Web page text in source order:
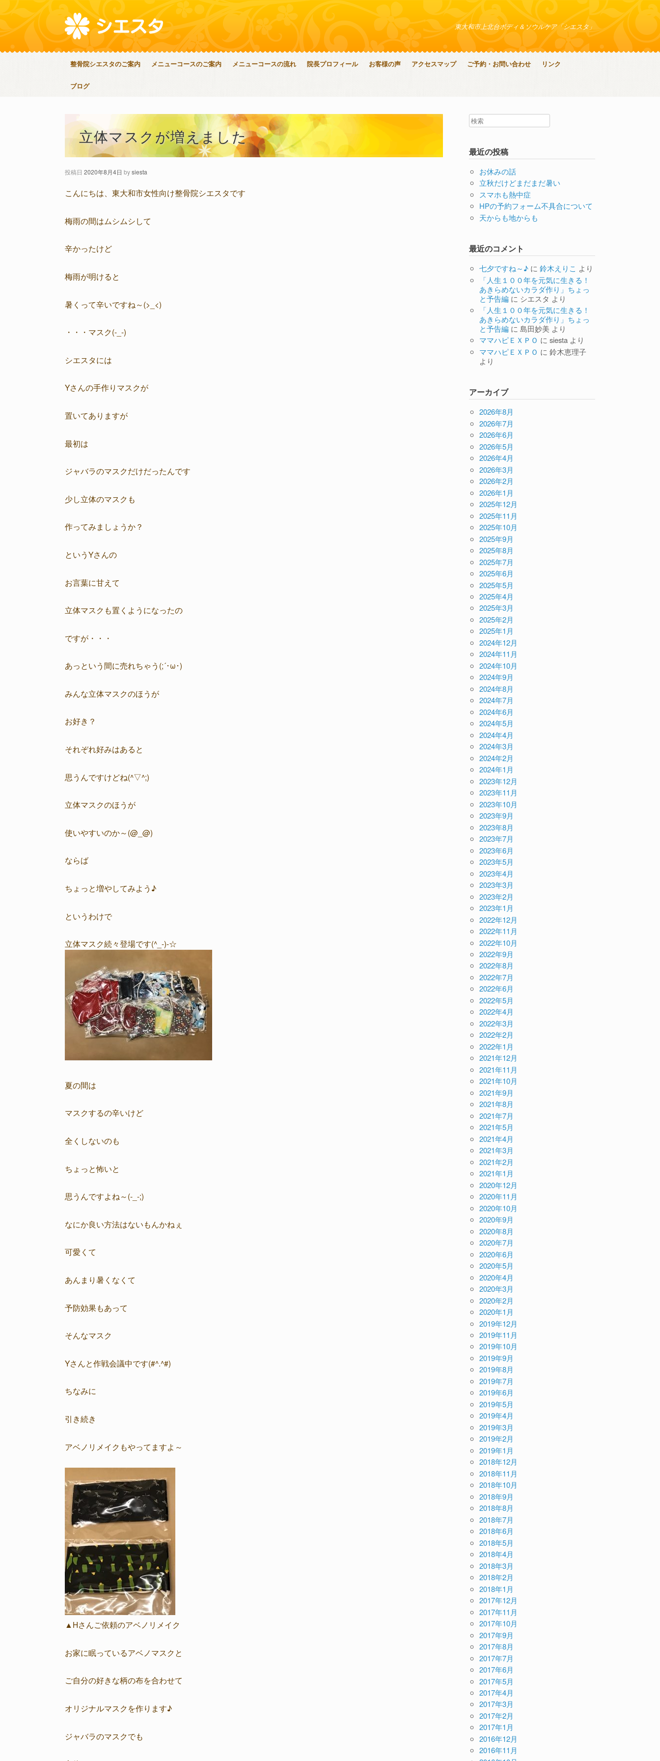
東大和市上北台ボディ＆ソウルケア「シエスタ」
整骨院シエスタのご案内 メニューコースのご案内 メニューコースの流れ 院長プロフィール お客様の声 アクセスマップ ご予約・お問い合わせ リンク
ブログ
立体マスクが増えました
投稿日 2020年8月4日 bysiesta
こんにちは、東大和市女性向け整骨院シエスタです
梅雨の間はムシムシして
辛かったけど
梅雨が明けると
暑くって辛いですね～(>_<)
・・・マスク(-_-)
シエスタには
Yさんの手作りマスクが
置いてありますが
最初は
ジャバラのマスクだけだったんです
少し立体のマスクも
作ってみましょうか？
というYさんの
お言葉に甘えて
立体マスクも置くようになったの
ですが・・・
あっという間に売れちゃう(;´･ω･)
みんな立体マスクのほうが
お好き？
それぞれ好みはあると
思うんですけどね(^▽^;)
立体マスクのほうが
使いやすいのか～(@_@)
ならば
ちょっと増やしてみよう♪
というわけで
立体マスク続々登場です(^_-)-☆
夏の間は
マスクするの辛いけど
全くしないのも
ちょっと怖いと
思うんですよね～(-_-;)
なにか良い方法はないもんかねぇ
可愛くて
あんまり暑くなくて
予防効果もあって
そんなマスク
Yさんと作戦会議中です(#^.^#)
ちなみに
引き続き
アベノリメイクもやってますよ～
▲Hさんご依頼のアベノリメイク
お家に眠っているアベノマスクと
ご自分の好きな柄の布を合わせて
オリジナルマスクを作ります♪
ジャバラのマスクでも
最近の投稿
お休みの話
立秋だけどまだまだ暑い
スマホも熱中症
HPの予約フォーム不具合について
天からも地からも
最近のコメント
七夕ですね～♪ に鈴木えりこ より
「人生１００年を元気に生きる！
あきらめないカラダ作り」ちょっ
と予告編 に シエスタ より
「人生１００年を元気に生きる！
あきらめないカラダ作り」ちょっ
と予告編 に島田妙美 より
ママハピＥＸＰＯ にsiesta より
ママハピＥＸＰＯ に鈴木恵理子
より
アーカイブ
2026年8月
2026年7月
2026年6月
2026年5月
2026年4月
2026年3月
2026年2月
2026年1月
2025年12月
2025年11月
2025年10月
2025年9月
2025年8月
2025年7月
2025年6月
2025年5月
2025年4月
2025年3月
2025年2月
2025年1月
2024年12月
2024年11月
2024年10月
2024年9月
2024年8月
2024年7月
2024年6月
2024年5月
2024年4月
2024年3月
2024年2月
2024年1月
2023年12月
2023年11月
2023年10月
2023年9月
2023年8月
2023年7月
2023年6月
2023年5月
2023年4月
2023年3月
2023年2月
2023年1月
2022年12月
2022年11月
2022年10月
2022年9月
2022年8月
2022年7月
2022年6月
2022年5月
2022年4月
2022年3月
2022年2月
2022年1月
2021年12月
2021年11月
2021年10月
2021年9月
2021年8月
2021年7月
2021年5月
2021年4月
2021年3月
2021年2月
2021年1月
2020年12月
2020年11月
2020年10月
2020年9月
2020年8月
2020年7月
2020年6月
2020年5月
2020年4月
2020年3月
2020年2月
2020年1月
2019年12月
2019年11月
2019年10月
2019年9月
2019年8月
2019年7月
2019年6月
2019年5月
2019年4月
2019年3月
2019年2月
2019年1月
2018年12月
2018年11月
2018年10月
2018年9月
2018年8月
2018年7月
2018年6月
2018年5月
2018年4月
2018年3月
2018年2月
2018年1月
2017年12月
2017年11月
2017年10月
2017年9月
2017年8月
2017年7月
2017年6月
2017年5月
2017年4月
2017年3月
2017年2月
2017年1月
2016年12月
2016年11月